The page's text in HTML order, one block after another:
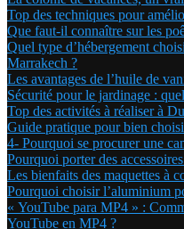
Top des techniques pour
Que faut-il connaître sur les
Quel type d’hébergement
Marrakech ?
Les avantages de l’huile de
Sécurité pour le jardinage :
Top des activités à réaliser à
Guide pratique pour bien
4- Pourquoi se procurer une
Pourquoi porter des
Les bienfaits des maquettes à
Pourquoi choisir l’aluminium
« YouTube para MP4 » :
YouTube en MP4 ?